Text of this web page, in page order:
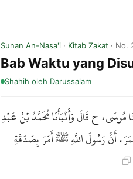
Sunan An-Nasa'i · Kitab Zakat · No.
Bab Waktu yang
Shahih oleh Darussalam
ح قَالَ وَأَنْبَأَنَا مُحَمَّدُ بْنُ عَبْدِ
أَنَّ رَسُولَ اللَّهِ ﷺ أَمَرَ بِصَدَقَةِ